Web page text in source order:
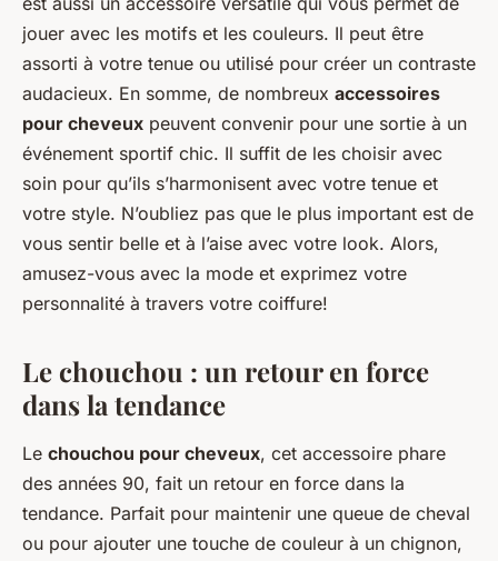
jouer avec les motifs et les couleurs. Il peut être
assorti à votre tenue ou utilisé pour créer un contraste
audacieux. En somme, de nombreux accessoires
pour cheveux peuvent convenir pour une sortie à un
événement sportif chic. Il suffit de les choisir avec
soin pour qu’ils s’harmonisent avec votre tenue et
votre style. N’oubliez pas que le plus important est de
vous sentir belle et à l’aise avec votre look. Alors,
amusez-vous avec la mode et exprimez votre
personnalité à travers votre coiffure!
Le chouchou : un retour en force
dans la tendance
Le chouchou pour cheveux, cet accessoire phare
des années 90, fait un retour en force dans la
tendance. Parfait pour maintenir une queue de cheval
ou pour ajouter une touche de couleur à un chignon,